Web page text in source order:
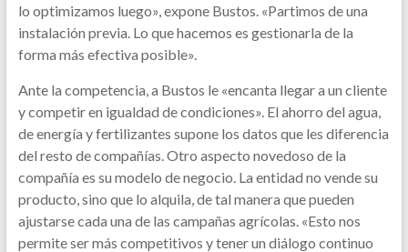
lo optimizamos luego», expone Bustos. «Partimos de una
instalación previa. Lo que hacemos es gestionarla de la
forma más efectiva posible».
Ante la competencia, a Bustos le «encanta llegar a un cliente
y competir en igualdad de condiciones». El ahorro del agua,
de energía y fertilizantes supone los datos que les diferencia
del resto de compañías. Otro aspecto novedoso de la
compañía es su modelo de negocio. La entidad no vende su
producto, sino que lo alquila, de tal manera que pueden
ajustarse cada una de las campañas agrícolas. «Esto nos
permite ser más competitivos y tener un diálogo continuo